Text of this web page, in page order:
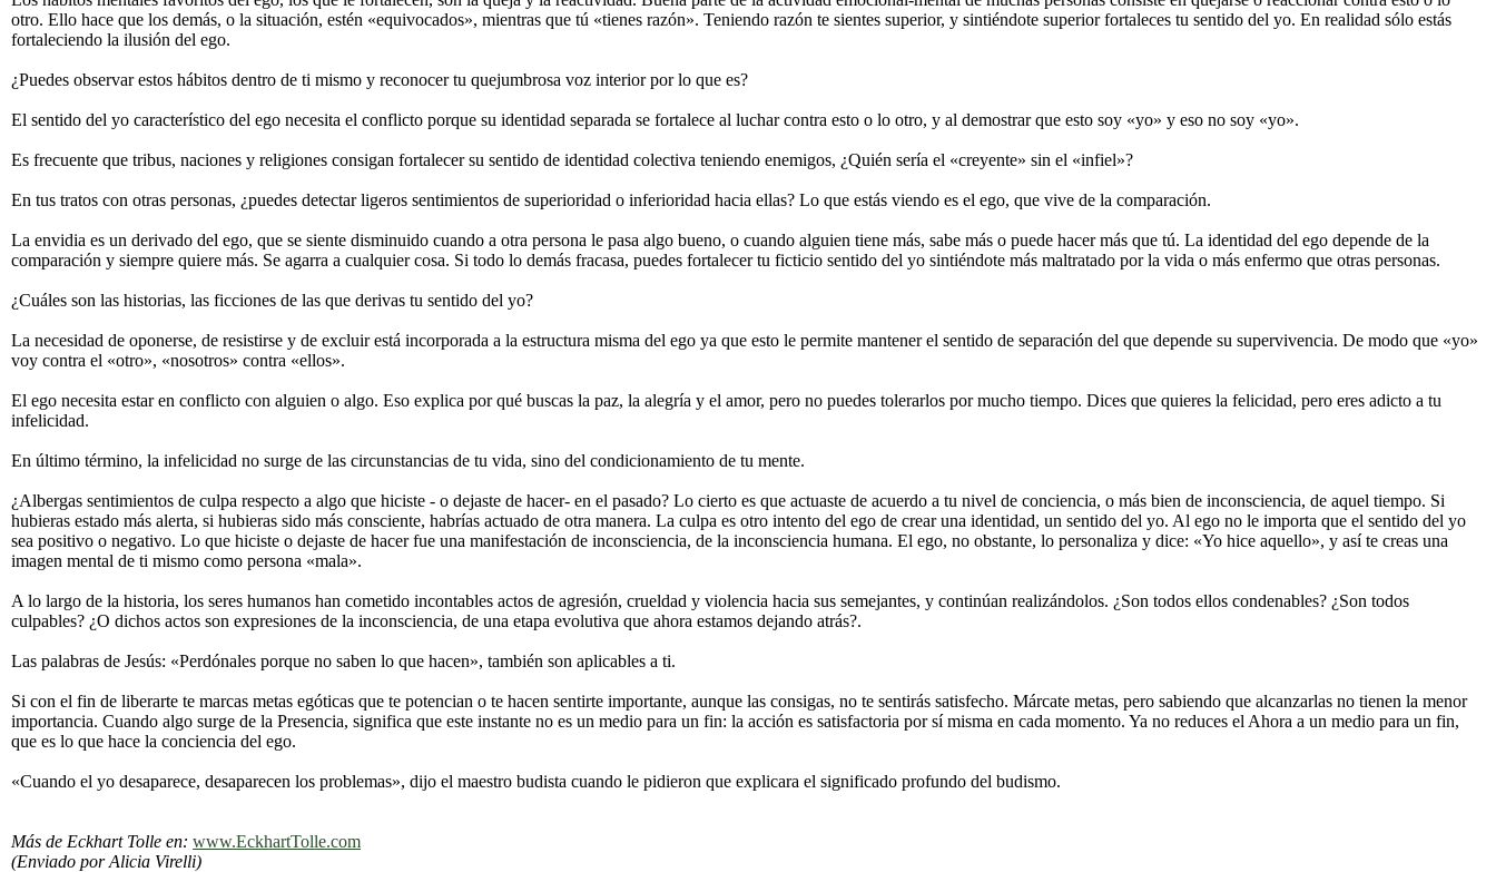
otro. Ello hace que los demás, o la situación, estén «equivocados», mientras que tú «tienes razón». Teniendo razón te sientes superior, y sintiéndote superior fortaleces tu sentido del yo. En realidad sólo estás
fortaleciendo la ilusión del ego.
¿Puedes observar estos hábitos dentro de ti mismo y reconocer tu quejumbrosa voz interior por lo que es?
El sentido del yo característico del ego necesita el conflicto porque su identidad separada se fortalece al luchar contra esto o lo otro, y al demostrar que esto soy «yo» y eso no soy «yo».
Es frecuente que tribus, naciones y religiones consigan fortalecer su sentido de identidad colectiva teniendo enemigos, ¿Quién sería el «creyente» sin el «infiel»?
En tus tratos con otras personas, ¿puedes detectar ligeros sentimientos de superioridad o inferioridad hacia ellas? Lo que estás viendo es el ego, que vive de la comparación.
La envidia es un derivado del ego, que se siente disminuido cuando a otra persona le pasa algo bueno, o cuando alguien tiene más, sabe más o puede hacer más que tú. La identidad del ego depende de la
comparación y siempre quiere más. Se agarra a cualquier cosa. Si todo lo demás fracasa, puedes fortalecer tu ficticio sentido del yo sintiéndote más maltratado por la vida o más enfermo que otras personas.
¿Cuáles son las historias, las ficciones de las que derivas tu sentido del yo?
La necesidad de oponerse, de resistirse y de excluir está incorporada a la estructura misma del ego ya que esto le permite mantener el sentido de separación del que depende su supervivencia. De modo que «yo»
voy contra el «otro», «nosotros» contra «ellos».
El ego necesita estar en conflicto con alguien o algo. Eso explica por qué buscas la paz, la alegría y el amor, pero no puedes tolerarlos por mucho tiempo. Dices que quieres la felicidad, pero eres adicto a tu
infelicidad.
En último término, la infelicidad no surge de las circunstancias de tu vida, sino del condicionamiento de tu mente.
¿Albergas sentimientos de culpa respecto a algo que hiciste - o dejaste de hacer- en el pasado? Lo cierto es que actuaste de acuerdo a tu nivel de conciencia, o más bien de inconsciencia, de aquel tiempo. Si
hubieras estado más alerta, si hubieras sido más consciente, habrías actuado de otra manera. La culpa es otro intento del ego de crear una identidad, un sentido del yo. Al ego no le importa que el sentido del yo
sea positivo o negativo. Lo que hiciste o dejaste de hacer fue una manifestación de inconsciencia, de la inconsciencia humana. El ego, no obstante, lo personaliza y dice: «Yo hice aquello», y así te creas una
imagen mental de ti mismo como persona «mala».
A lo largo de la historia, los seres humanos han cometido incontables actos de agresión, crueldad y violencia hacia sus semejantes, y continúan realizándolos. ¿Son todos ellos condenables? ¿Son todos
culpables? ¿O dichos actos son expresiones de la inconsciencia, de una etapa evolutiva que ahora estamos dejando atrás?.
Las palabras de Jesús: «Perdónales porque no saben lo que hacen», también son aplicables a ti.
Si con el fin de liberarte te marcas metas egóticas que te potencian o te hacen sentirte importante, aunque las consigas, no te sentirás satisfecho. Márcate metas, pero sabiendo que alcanzarlas no tienen la menor
importancia. Cuando algo surge de la Presencia, significa que este instante no es un medio para un fin: la acción es satisfactoria por sí misma en cada momento. Ya no reduces el Ahora a un medio para un fin,
que es lo que hace la conciencia del ego.
«Cuando el yo desaparece, desaparecen los problemas», dijo el maestro budista cuando le pidieron que explicara el significado profundo del budismo.
Más de Eckhart Tolle en: www.EckhartTolle.com
(Enviado por Alicia Virelli)